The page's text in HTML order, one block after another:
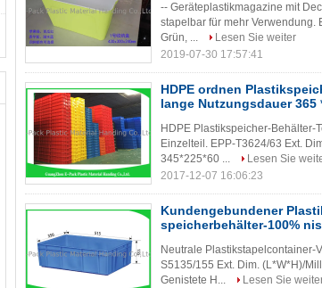
-- Geräteplastikmagazine mit
stapelbar für mehr
Grün, ...
Lesen Sie weiter
2019-07-30 17:57:41
HDPE ordnen
lange Nutzungsdauer 365
HDPE Plastikspeicher-Behälter-
Einzelteil. EPP-T3624/63 Ext.
345*225*60 ...
Lesen Sie
2017-12-07 16:06:23
Kundengebundener
speicherbehälter-100%
Neutrale Plastikstapelcontainer-
S5135/155 Ext. Dim. (L*W*H)/
Genistete H...
Lesen Sie